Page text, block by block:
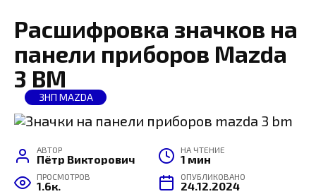
Расшифровка значков на
панели приборов Mazda
3 BM
ЗНП MAZDA
АВТОР
Пётр Викторович
НА ЧТЕНИЕ
1 мин
ПРОСМОТРОВ
1.6к.
ОПУБЛИКОВАНО
24.12.2024